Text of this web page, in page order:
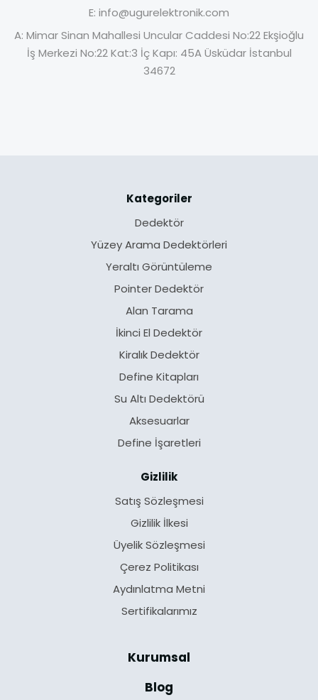
E: info@ugurelektronik.com
A: Mimar Sinan Mahallesi Uncular Caddesi No:22 Ekşioğlu
İş Merkezi No:22 Kat:3 İç Kapı: 45A Üsküdar İstanbul
34672
Kategoriler
Dedektör
Yüzey Arama Dedektörleri
Yeraltı Görüntüleme
Pointer Dedektör
Alan Tarama
İkinci El Dedektör
Kiralık Dedektör
Define Kitapları
Su Altı Dedektörü
Aksesuarlar
Define İşaretleri
Gizlilik
Satış Sözleşmesi
Gizlilik İlkesi
Üyelik Sözleşmesi
Çerez Politikası
Aydınlatma Metni
Sertifikalarımız
Kurumsal
Blog